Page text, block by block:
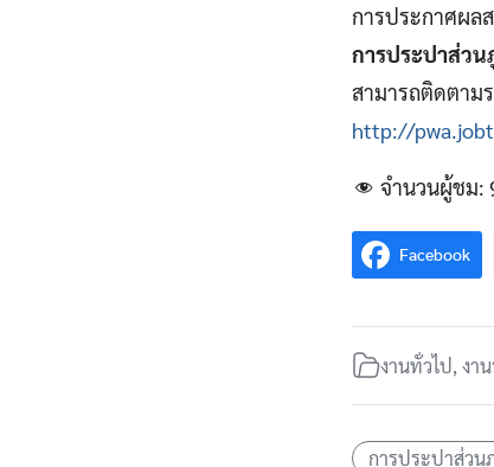
การประกาศผล
การประปาส่วน
สามารถติดตาม
http://
จำนวนผู้ชม:
Facebook
งานทั่วไป, งา
การประปาส่วน